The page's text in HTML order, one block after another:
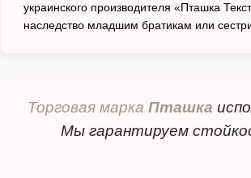
украинского производителя «Пташка
наследство младшим братикам или
Торговая марка Пташка
Мы гарантируем